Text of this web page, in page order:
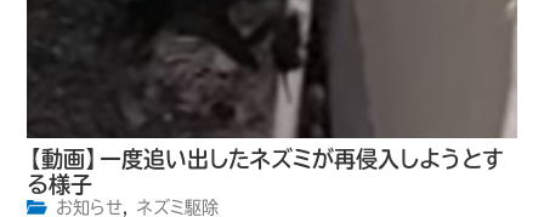
【動画】一度追い出したネズミが再侵入しようとす
る様子
お知らせ,
ネズミ駆除